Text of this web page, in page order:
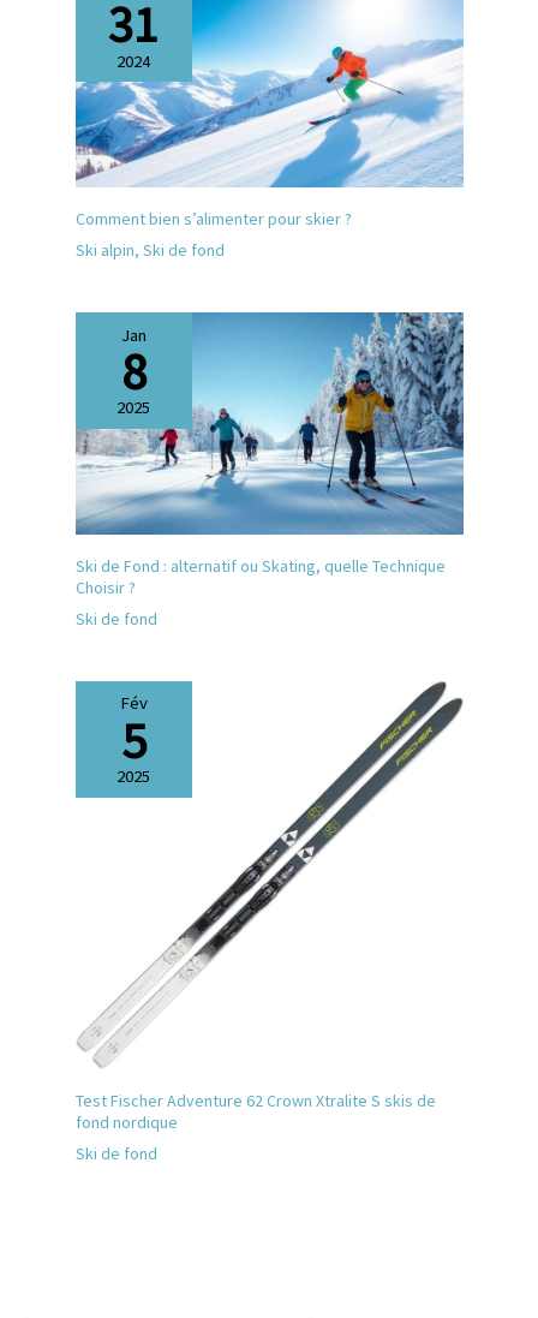
31
2024
Comment bien s’alimenter pour skier ?
Ski alpin, Ski de fond
Jan
8
2025
Ski de Fond : alternatif ou Skating, quelle Technique
Choisir ?
Ski de fond
Fév
5
2025
Test Fischer Adventure 62 Crown Xtralite S skis de
fond nordique
Ski de fond